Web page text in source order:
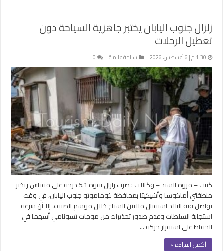
زلزال جنوب اليابان يختبر جاهزية السياحة دون
تعطيل الرحلات
1:30 م | 6 أغسطس، 2026 سياحة عالمية 0
كتبت – مروة السيد – وكالات : ضرب زلزال بقوة 5.1 درجة على مقياس ريختر
منطقتي أماكوسا وأشيكيتا بمحافظة كوماموتو جنوب اليابان، في وقت
تواصل فيه البلاد استقبال ملايين السياح خلال موسم الصيف، إلا أن سرعة
استجابة السلطات وعدم صدور تحذيرات من موجات تسونامي أسهما في
الحفاظ على استقرار حركة …
أكمل القراءة »